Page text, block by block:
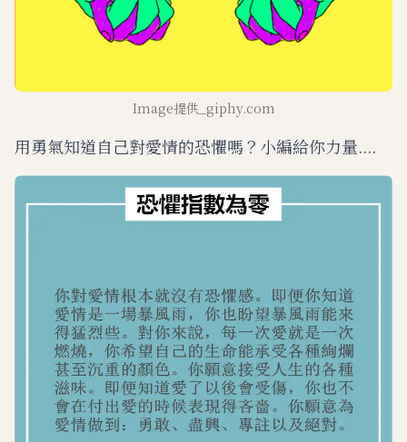
Image提供_giphy.com
用勇氣知道自己對愛情的恐懼嗎？小編給你力量....